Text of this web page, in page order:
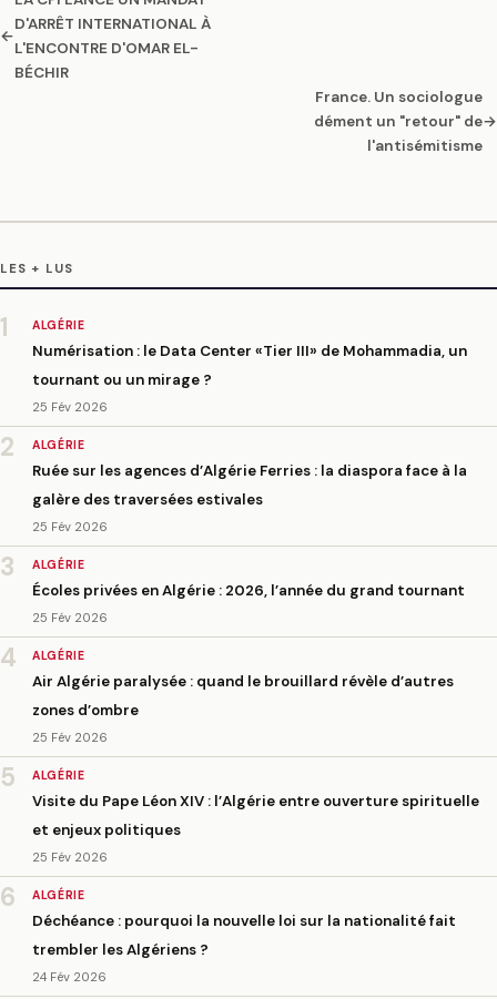
←
D'ARRÊT INTERNATIONAL À
L'ENCONTRE D'OMAR EL-
BÉCHIR
France. Un sociologue
dément un "retour" de
l'antisémitisme
→
LES + LUS
1 ALGÉRIE
Numérisation : le Data Center «Tier III» de Mohammadia, un
tournant ou un mirage ?
25 Fév 2026
2 ALGÉRIE
Ruée sur les agences d’Algérie Ferries : la diaspora face à la
galère des traversées estivales
25 Fév 2026
3 ALGÉRIE
Écoles privées en Algérie : 2026, l’année du grand tournant
25 Fév 2026
4 ALGÉRIE
Air Algérie paralysée : quand le brouillard révèle d’autres
zones d’ombre
25 Fév 2026
5 ALGÉRIE
Visite du Pape Léon XIV : l’Algérie entre ouverture spirituelle
et enjeux politiques
25 Fév 2026
6 ALGÉRIE
Déchéance : pourquoi la nouvelle loi sur la nationalité fait
trembler les Algériens ?
24 Fév 2026